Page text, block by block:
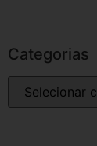
Categorias